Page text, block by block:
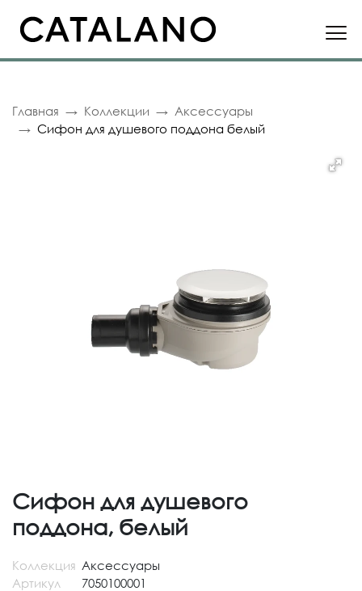
Главная Коллекции
Аксессуары
Сифон для душевого поддона белый
Сифон для душевого
поддона, белый
Коллекция Аксессуары
Артикул
7050100001